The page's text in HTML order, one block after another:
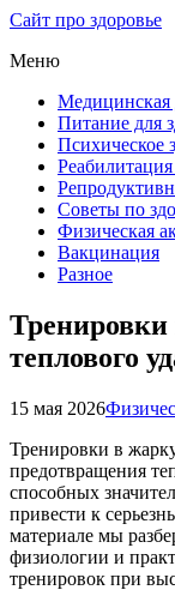
Сайт про здоровье
Меню
Медицинская
Питание для
Психическое
Советы по
Физическая
Вакцинация
Разное
теплового
15 мая 2026
Тренировки в
предотвращения
способных
привести к
материале мы
физиологии и
тренировок при